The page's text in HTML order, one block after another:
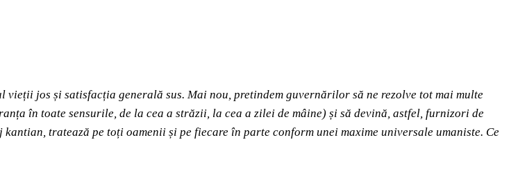
vieții jos și satisfacția generală sus. Mai nou, pretindem guvernărilor să ne rezolve tot mai multe
în toate sensurile, de la cea a străzii, la cea a zilei de mâine) și să devină, astfel, furnizori de
tratează pe toți oamenii și pe fiecare în parte conform unei maxime universale umaniste. Ce